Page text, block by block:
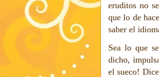
eruditos no
que lo de
saber el
Sea lo que
dicho,
el sueco!